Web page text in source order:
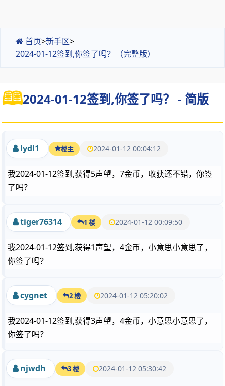
首页>新手区>
2024-01-12签到,你签了吗？（完整版）
2024-01-12签到,你签了吗？ - 简版
lydl1 楼主 2024-01-12 00:04:12
我2024-01-12签到,获得5声望，7金币，收获还不错，你签
了吗？
tiger76314 1 楼 2024-01-12 00:09:50
我2024-01-12签到,获得1声望，4金币，小意思小意思了，
你签了吗？
cygnet 2 楼 2024-01-12 05:20:02
我2024-01-12签到,获得3声望，4金币，小意思小意思了，
你签了吗？
njwdh 3 楼 2024-01-12 05:30:42